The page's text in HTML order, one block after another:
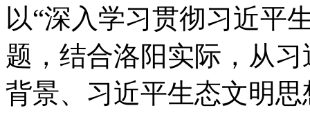
以“深入学习贯彻习近平
题，结合洛阳实际，从
背景、习近平生态文明